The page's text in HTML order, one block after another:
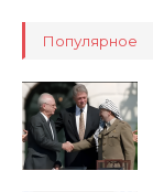
Популярное